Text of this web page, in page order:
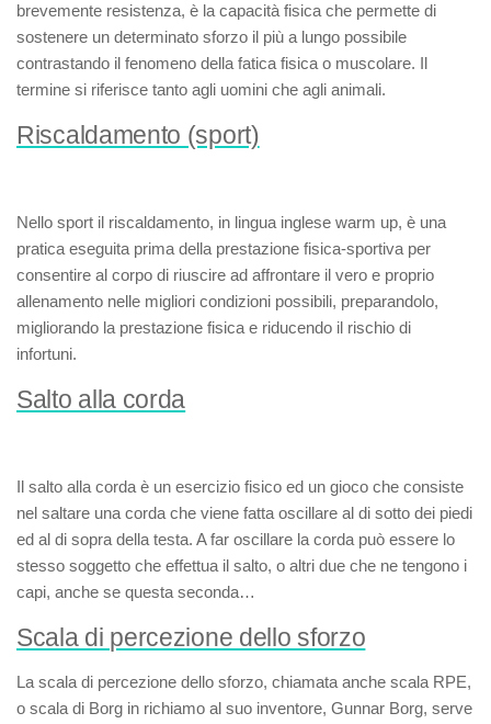
brevemente resistenza, è la capacità fisica che permette di
sostenere un determinato sforzo il più a lungo possibile
contrastando il fenomeno della fatica fisica o muscolare. Il
termine si riferisce tanto agli uomini che agli animali.
Riscaldamento (sport)
Nello sport il riscaldamento, in lingua inglese warm up, è una
pratica eseguita prima della prestazione fisica-sportiva per
consentire al corpo di riuscire ad affrontare il vero e proprio
allenamento nelle migliori condizioni possibili, preparandolo,
migliorando la prestazione fisica e riducendo il rischio di
infortuni.
Salto alla corda
Il salto alla corda è un esercizio fisico ed un gioco che consiste
nel saltare una corda che viene fatta oscillare al di sotto dei piedi
ed al di sopra della testa. A far oscillare la corda può essere lo
stesso soggetto che effettua il salto, o altri due che ne tengono i
capi, anche se questa seconda…
Scala di percezione dello sforzo
La scala di percezione dello sforzo, chiamata anche scala RPE,
o scala di Borg in richiamo al suo inventore, Gunnar Borg, serve